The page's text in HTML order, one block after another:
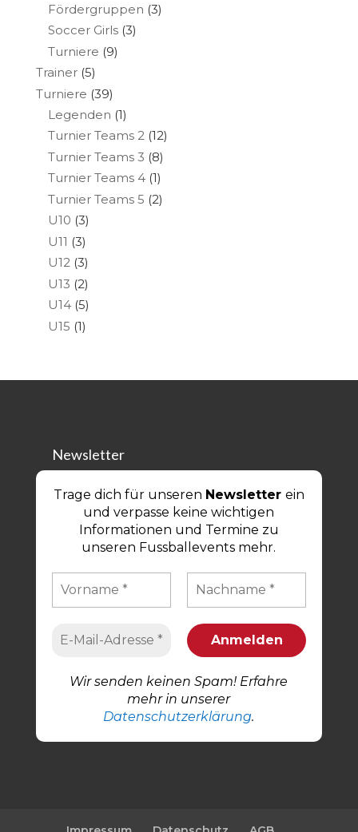
Fördergruppen (3)
Soccer Girls(3)
Turniere (9)
Trainer(5)
Turniere (39)
Legenden (1)
Turnier Teams 2(12)
Turnier Teams 3 (8)
Turnier Teams 4(1)
Turnier Teams 5 (2)
U10 (3)
U11 (3)
U12(3)
U13 (2)
U14(5)
U15 (1)
Newsletter
Trage dich für unseren Newsletter ein
und verpasse keine wichtigen
Informationen und Termine zu
unseren Fussballevents mehr.
Wir senden keinen Spam! Erfahre
mehr in unserer
Datenschutzerklärung.